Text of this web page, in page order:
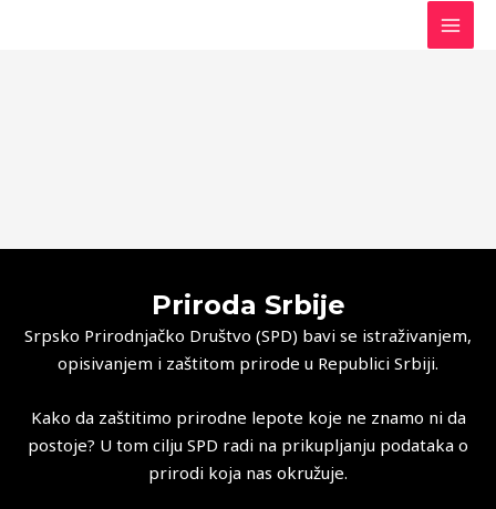
Priroda Srbije
Srpsko Prirodnjačko Društvo (SPD) bavi se istraživanjem,
opisivanjem i zaštitom prirode u Republici Srbiji.
Kako da zaštitimo prirodne lepote koje ne znamo ni da
postoje? U tom cilju SPD radi na prikupljanju podataka o
prirodi koja nas okružuje.